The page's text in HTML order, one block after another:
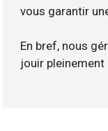
vous garantir
En bref, nous
jouir